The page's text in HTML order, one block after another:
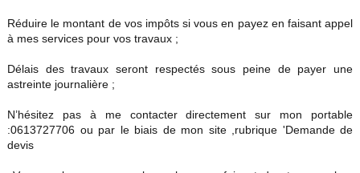
Réduire le montant de vos impôts si vous en payez en faisant appel
à mes services pour vos travaux ;
Délais des travaux seront respectés sous peine de payer une
astreinte journalière ;
N’hésitez pas à me contacter directement sur mon portable
:0613727706 ou par le biais de mon site ,rubrique 'Demande de
devis